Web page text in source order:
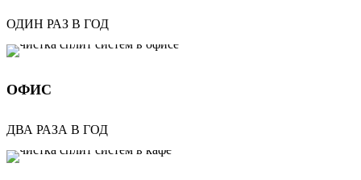
ОДИН РАЗ В ГОД
ОФИС
ДВА РАЗА В ГОД